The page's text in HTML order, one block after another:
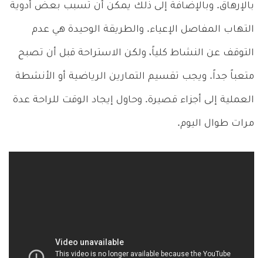
بالإرهاق. وبالإضافة إلى ذلك يمكن أن تُسبب بعض أدوية
التهاب المفاصل الإعياء. والطريقة الوحيدة هي عدم
التوقف عن النشاط كلياً، ولكن الاستراحة قبل أن تصبح
متعباً جداً. ويجب تقسيم التمارين الرياضية أو الأنشطة
العملية إلى أجزاء قصيرة. وحاول إيجاد الوقت للراحة عدة
مرات طوال اليوم.